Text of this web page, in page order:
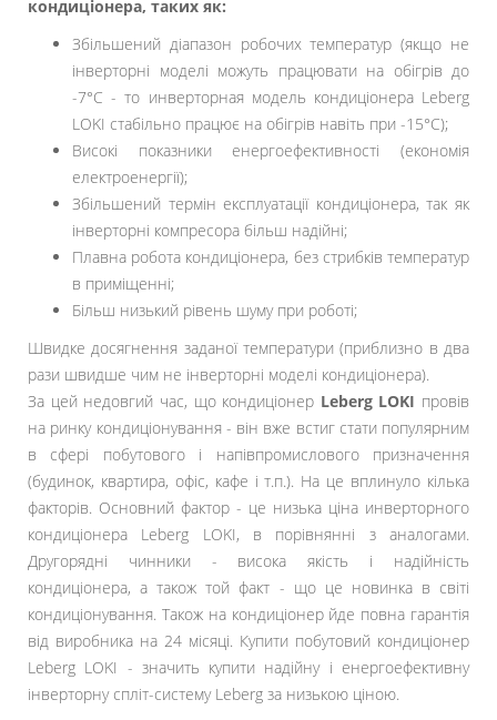
кондиціонера, таких як:
Збільшений діапазон робочих температур (якщо не
інверторні моделі можуть працювати на обігрів до
-7°С - то инверторная модель кондиціонера Leberg
LOKI стабільно працює на обігрів навіть при -15°С);
Високі показники енергоефективності (економія
електроенергії);
Збільшений термін експлуатації кондиціонера, так як
інверторні компресора більш надійні;
Плавна робота кондиціонера, без стрибків температур
в приміщенні;
Більш низький рівень шуму при роботі;
Швидке досягнення заданої температури (приблизно в два
рази швидше чим не інверторні моделі кондиціонера).
За цей недовгий час, що кондиціонер Leberg LOKI провів
на ринку кондиціонування - він вже встиг стати популярним
в сфері побутового і напівпромислового призначення
(будинок, квартира, офіс, кафе і т.п.). На це вплинуло кілька
факторів. Основний фактор - це низька ціна инверторного
кондиціонера Leberg LOKI, в порівнянні з аналогами.
Другорядні чинники - висока якість і надійність
кондиціонера, а також той факт - що це новинка в світі
кондиціонування. Також на кондиціонер йде повна гарантія
від виробника на 24 місяці. Купити побутовий кондиціонер
Leberg LOKI - значить купити надійну і енергоефективну
інверторну спліт-систему Leberg за низькою ціною.